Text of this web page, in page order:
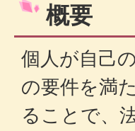
概要
個人が自己
の要件を満
ることで、